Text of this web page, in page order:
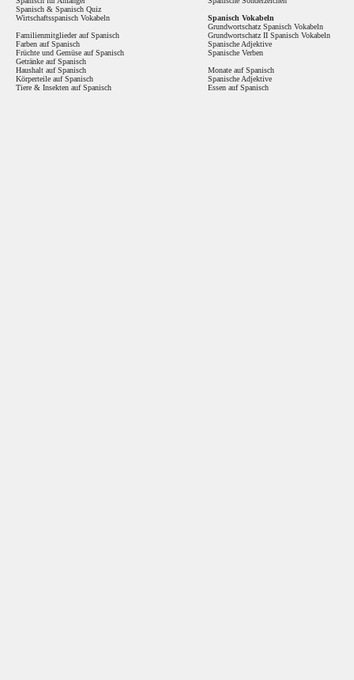
Spanisch & Spanisch Quiz
Wirtschaftsspanisch Vokabeln
Familienmitglieder auf Spanisch
Farben auf Spanisch
Früchte und Gemüse auf Spanisch
Getränke auf Spanisch
Haushalt auf Spanisch
Körperteile auf Spanisch
Tiere & Insekten auf Spanisch
Spanisch Vokabeln
Grundwortschatz Spanisch Vokabeln
Grundwortschatz II Spanisch Vokabeln
Spanische Adjektive
Spanische Verben
Monate auf Spanisch
Spanische Adjektive
Essen auf Spanisch